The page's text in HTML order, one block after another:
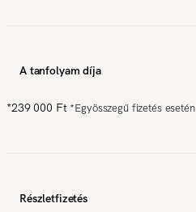
A tanfolyam díja
*239 000 Ft *Egyösszegű fizetés esetén
Részletfizetés